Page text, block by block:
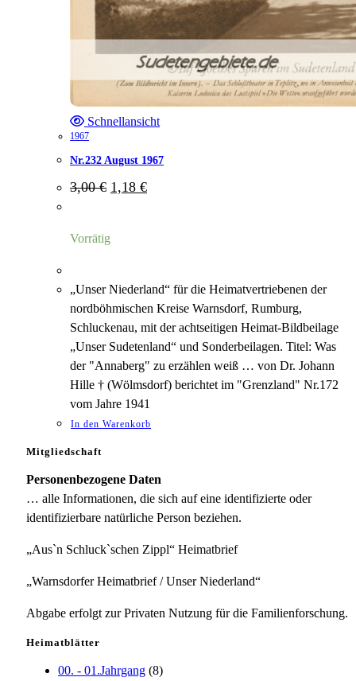
Schnellansicht
1967
Nr.232 August 1967
3,00€ Ursprünglicher
Preis
1,18 €Aktueller
Preis
Vorrätig
„Unser Niederland“ für die Heimatvertriebenen der
nordböhmischen Kreise Warnsdorf, Rumburg,
Schluckenau, mit der achtseitigen Heimat-Bildbeilage
„Unser Sudetenland“ und Sonderbeilagen. Titel: Was
der "Annaberg" zu erzählen weiß … von Dr. Johann
Hille † (Wölmsdorf) berichtet im "Grenzland" Nr.172
vom Jahre 1941
In den Warenkorb
Mitgliedschaft
Personenbezogene Daten
… alle Informationen, die sich auf eine identifizierte oder
identifizierbare natürliche Person beziehen.
„Aus`n Schluck`schen Zippl“ Heimatbrief
„Warnsdorfer Heimatbrief / Unser Niederland“
Abgabe erfolgt zur Privaten Nutzung für die Familienforschung.
Heimatblätter
00. - 01.Jahrgang (8)